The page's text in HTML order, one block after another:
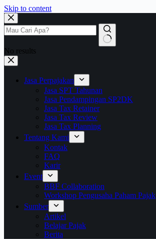
Skip to content
No results
Jasa Perpajakan
Jasa SPT Tahunan
Jasa Pendampingan SP2DK
Jasa Tax Retainer
Jasa Tax Review
Jasa Tax Planning
Tentang Kami
Kontak
FAQ
Karir
Event
BBF Collaboration
Workshop Pengusaha Paham Pajak
Sumber
Artikel
Belajar Pajak
Berita